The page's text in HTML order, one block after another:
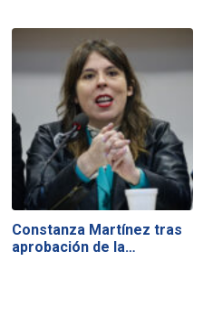
Constanza Martínez tras
aprobación de la…